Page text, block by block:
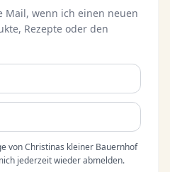
Mail, wenn ich einen neuen
Rezepte oder den
von Christinas kleiner Bauernhof
jederzeit wieder abmelden.